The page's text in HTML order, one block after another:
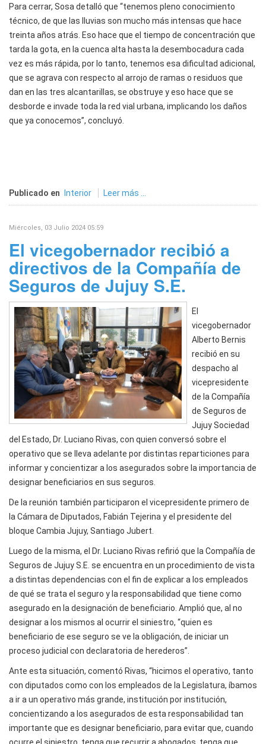
Para cerrar, Sosa detalló que “tenemos pleno conocimiento
técnico, de que las lluvias son mucho más intensas que hace
treinta años atrás. Eso hace que el tiempo de concentración que
tarda la gota, en la cuenca alta hasta la desembocadura cada
vez es más rápida, por lo tanto, tenemos esa dificultad adicional,
que se agrava con respecto al arrojo de ramas o residuos que
dan en las tres alcantarillas, se obstruye y eso hace que se
desborde e invade toda la red vial urbana, implicando los daños
que ya conocemos”, concluyó.
Publicado en Interior Leer más ...
Miércoles, 03 Julio 2024 05:59
El vicegobernador recibió a
directivos de la Compañía de
Seguros de Jujuy S.E.
El
vicegobernador
Alberto Bernis
recibió en su
despacho al
vicepresidente
de la Compañía
de Seguros de
Jujuy Sociedad
del Estado, Dr. Luciano Rivas, con quien conversó sobre el
operativo que se lleva adelante por distintas reparticiones para
informar y concientizar a los asegurados sobre la importancia de
designar beneficiarios en sus seguros.
De la reunión también participaron el vicepresidente primero de
la Cámara de Diputados, Fabián Tejerina y el presidente del
bloque Cambia Jujuy, Santiago Jubert.
Luego de la misma, el Dr. Luciano Rivas refirió que la Compañía de
Seguros de Jujuy S.E. se encuentra en un procedimiento de vista
a distintas dependencias con el fin de explicar a los empleados
de qué se trata el seguro y la responsabilidad que tiene como
asegurado en la designación de beneficiario. Amplió que, al no
designar a los mismos al ocurrir el siniestro, “quien es
beneficiario de ese seguro se ve la obligación, de iniciar un
proceso judicial con declaratoria de herederos”.
Ante esta situación, comentó Rivas, “hicimos el operativo, tanto
con diputados como con los empleados de la Legislatura, íbamos
a ir a un operativo más grande, institución por institución,
concientizando a los asegurados de esta responsabilidad tan
importante que es designar beneficiario, para evitar que, cuando